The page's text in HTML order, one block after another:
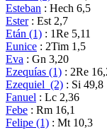
Esteban : Hech 6,5
Ester: Est 2,7
Etán (1) : 1Re 5,11
Eunice : 2Tim 1,5
Eva : Gn 3,20
Ezequías (1) : 2Re
Ezequiel (2) : Si 49,8
Fanuel : Lc 2,36
Febe : Rm 16,1
Felipe (1) : Mt 10,3